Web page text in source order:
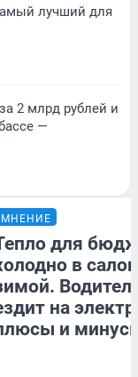
лучший для
2 млрд рублей и
—
МНЕНИЕ
для
в
на
и